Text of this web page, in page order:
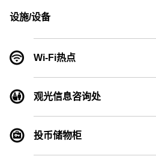
设施/设备
Wi-Fi热点
观光信息咨询处
投币储物柜